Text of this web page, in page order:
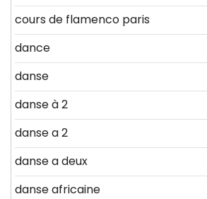
cours de flamenco paris
dance
danse
danse à 2
danse a 2
danse a deux
danse africaine